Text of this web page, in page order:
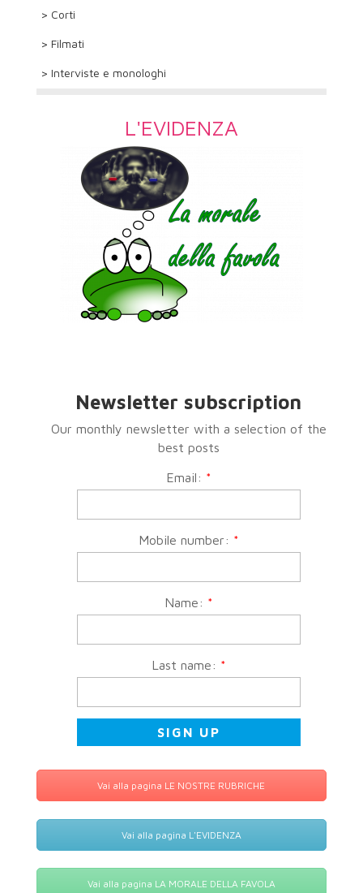
> Corti
> Filmati
> Interviste e monologhi
L'EVIDENZA
Newsletter subscription
Our monthly newsletter with a selection of the
best posts
Email: *
Mobile number: *
Name: *
Last name: *
Vai alla pagina LE NOSTRE RUBRICHE
Vai alla pagina L'EVIDENZA
Vai alla pagina LA MORALE DELLA FAVOLA